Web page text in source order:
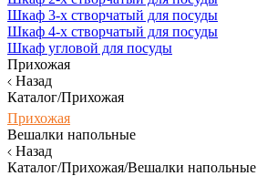
Шкаф 3-х створчатый для посуды
Шкаф 4-х створчатый для посуды
Шкаф угловой для посуды
Прихожая
Назад
Каталог/Прихожая
Прихожая
Вешалки напольные
Назад
Каталог/Прихожая/Вешалки напольные